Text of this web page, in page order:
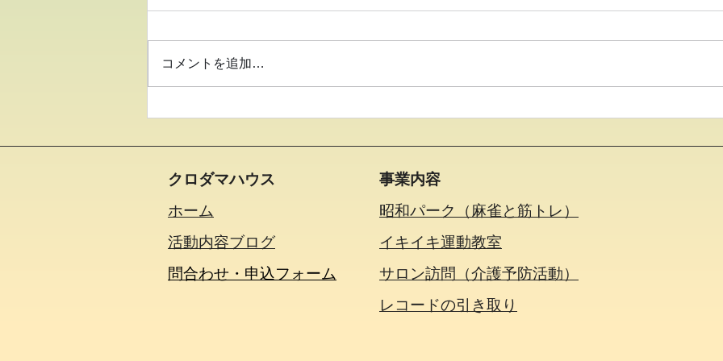
コメントを追加…
クロダマハウス
ホーム
活動内容​ブログ​
問合わせ・申込フォーム
事業内容
昭和パーク（麻雀と筋トレ）
イキイキ運動教室
サロン訪問（介護予防活動）
​レコードの引き取り